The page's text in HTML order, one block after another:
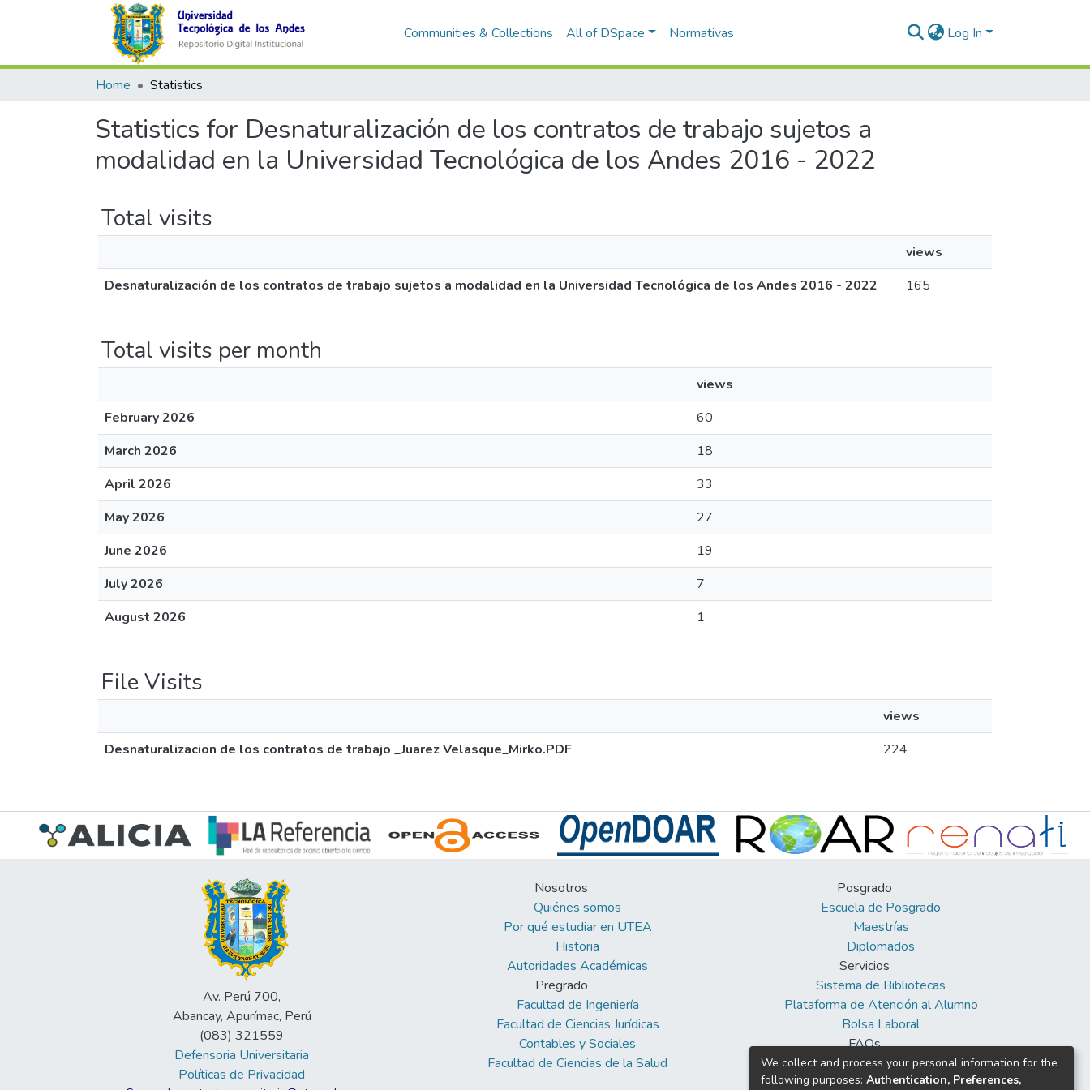
Communities & Collections All of DSpace Normativas Log In
Home Statistics
Statistics for Desnaturalización de los contratos de trabajo sujetos a
modalidad en la Universidad Tecnológica de los Andes 2016 - 2022
Total visits
views
Desnaturalización de los contratos de trabajo sujetos a modalidad en la Universidad Tecnológica de los Andes 2016 - 2022
165
Total visits per month
views
February 2026
60
March 2026
18
April 2026
33
May 2026
27
June 2026
19
July 2026
7
August 2026
1
File Visits
views
Desnaturalizacion de los contratos de trabajo _Juarez Velasque_Mirko.PDF
224
Av. Perú 700,
Abancay, Apurímac, Perú
(083) 321559
Defensoria Universitaria
Políticas de Privacidad
Nosotros
Quiénes somos
Por qué estudiar en UTEA
Historia
Autoridades Académicas
Pregrado
Facultad de Ingeniería
Facultad de Ciencias Jurídicas
Contables y Sociales
Facultad de Ciencias de la Salud
Posgrado
Escuela de Posgrado
Maestrías
Diplomados
Servicios
Sistema de Bibliotecas
Plataforma de Atención al Alumno
Bolsa Laboral
FAQs
Facebook
Twitter
We collect and process your personal information for the
following purposes: Authentication, Preferences,